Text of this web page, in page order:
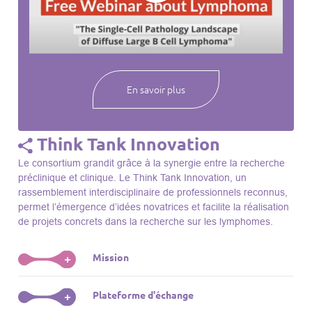
webinaires à venir, des séances précédentes et joignez-vous
notre compréhension des lymphomes et des maladies
En savoir plus
Think Tank Innovation
Le consortium grandit grâce à la synergie entre la recherche
préclinique et clinique. Le Think Tank Innovation, un
rassemblement interdisciplinaire de professionnels reconnus,
permet l’émergence d’idées novatrices et facilite la réalisation
de projets concrets dans la recherche sur les lymphomes.
+ Mission
Le Think Tank initie des projets, façonne des initiatives de
R&D, identifie des porteurs et promeut l’unité parmi les
+ Plateforme d'échange